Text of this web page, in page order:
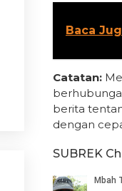
Baca
Catatan:
berita
dengan
SUBREK